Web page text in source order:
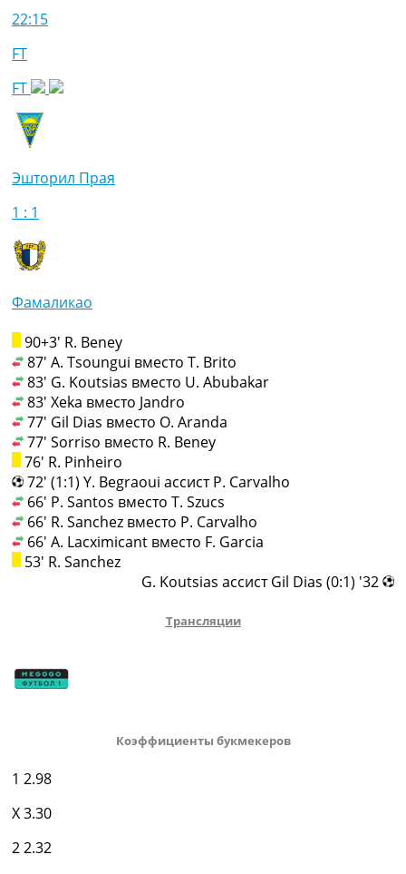
22:15
FT
FT
Эшторил Прая
1 : 1
Фамаликао
90+3' R. Beney
87' A. Tsoungui вместо T. Brito
83' G. Koutsias вместо U. Abubakar
83' Xeka вместо Jandro
77' Gil Dias вместо O. Aranda
77' Sorriso вместо R. Beney
76' R. Pinheiro
72' (1:1) Y. Begraoui ассист P. Carvalho
66' P. Santos вместо T. Szucs
66' R. Sanchez вместо P. Carvalho
66' A. Lacximicant вместо F. Garcia
53' R. Sanchez
Трансляции
Коэффициенты букмекеров
1 2.98
X3.30
22.32